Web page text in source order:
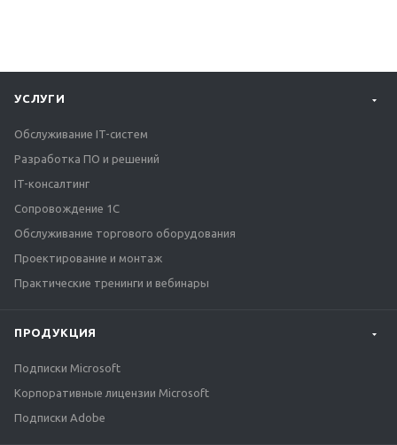
УСЛУГИ
Обслуживание IT-систем
Разработка ПО и решений
IT-консалтинг
Сопровождение 1С
Обслуживание торгового оборудования
Проектирование и монтаж
Практические тренинги и вебинары
ПРОДУКЦИЯ
Подписки Microsoft
Корпоративные лицензии Microsoft
Подписки Adobe